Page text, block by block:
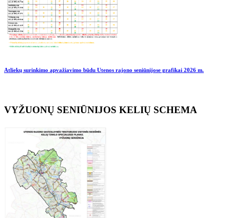
Atliekų surinkimo apvažiavimo būdu Utenos rajono seniūnijose grafikai 2026 m.
VYŽUONŲ SENIŪNIJOS KELIŲ SCHEMA